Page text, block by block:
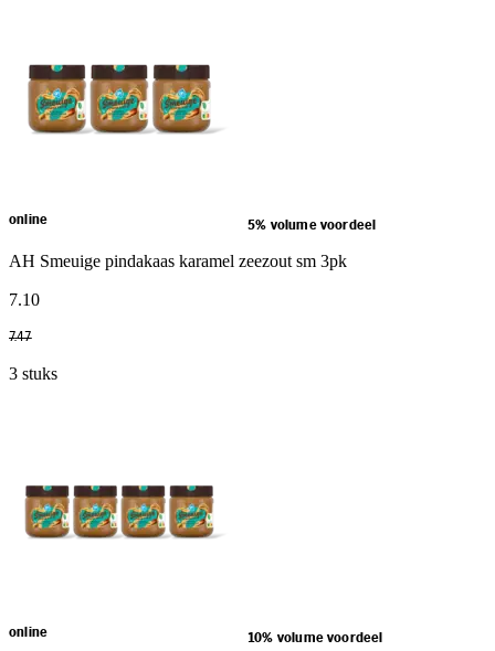
online 5% volume voordeel
AH Smeuige pindakaas karamel zeezout sm 3pk
7.10
7.47
3 stuks
online 10% volume voordeel